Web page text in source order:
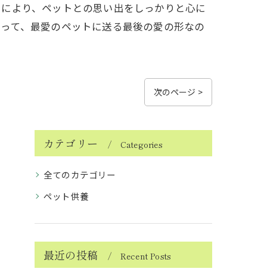
より、ペットとの思い出をしっかりと心に
て、最愛のペットに送る最後の愛の形なの
次のページ >
カテゴリー Categories
全てのカテゴリー
ペット供養
最近の投稿 Recent Posts